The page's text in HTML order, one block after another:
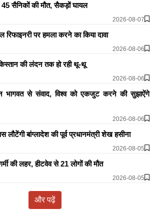
सैनिकों की मौत, सैकड़ों घायल
2026-08-07
पर हमला करने का किया दावा
2026-08-06
की लंदन तक हो रही थू-थू
2026-08-06
भागवत से संवाद, विश्व को एकजुट करने की सुझाऐंगे
2026-08-06
बांग्लादेश की पूर्व प्रधानमंत्री शेख हसीना
2026-08-05
की लहर, हीटवेव से 21 लोगों की मौत
2026-08-05
और पढ़ें